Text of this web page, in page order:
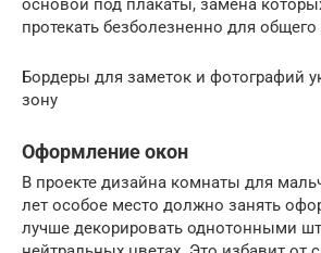
основой под плакаты, замена
протекать безболезненно для
Бордеры для заметок и фотографий
зону
Оформление окон
В проекте дизайна комнаты для
лет особое место должно занять
лучше декорировать однотонными